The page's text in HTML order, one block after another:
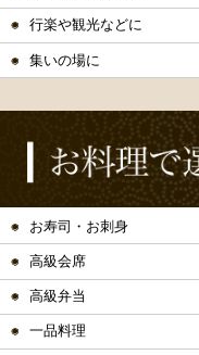
行楽や観光などに
集いの場に
お寿司・お刺身
高級会席
高級弁当
一品料理